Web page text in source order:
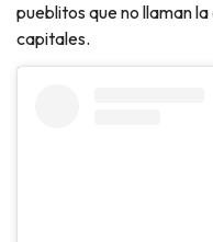
pueblitos que no llaman
capitales.